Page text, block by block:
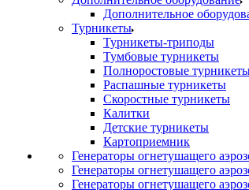
Дополнительное
Турникеты
Турникеты-триподы
Тумбовые турникеты
Полноростовые
Распашные турникеты
Скоростные турникеты
Калитки
Детские турникеты
Картоприемник
Генераторы огнетушащего
Генераторы огнетушащего
Генераторы огнетушащего